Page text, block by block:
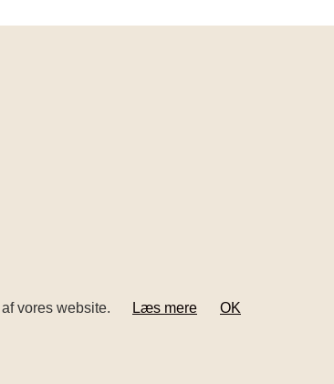
vores website. Læs mere
OK